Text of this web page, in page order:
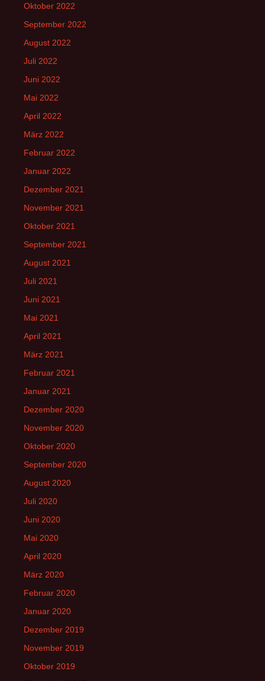
Oktober 2022
September 2022
August 2022
Juli 2022
Juni 2022
Mai 2022
April 2022
März 2022
Februar 2022
Januar 2022
Dezember 2021
November 2021
Oktober 2021
September 2021
August 2021
Juli 2021
Juni 2021
Mai 2021
April 2021
März 2021
Februar 2021
Januar 2021
Dezember 2020
November 2020
Oktober 2020
September 2020
August 2020
Juli 2020
Juni 2020
Mai 2020
April 2020
März 2020
Februar 2020
Januar 2020
Dezember 2019
November 2019
Oktober 2019